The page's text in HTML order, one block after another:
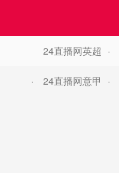
24直播网英超
24直播网意甲